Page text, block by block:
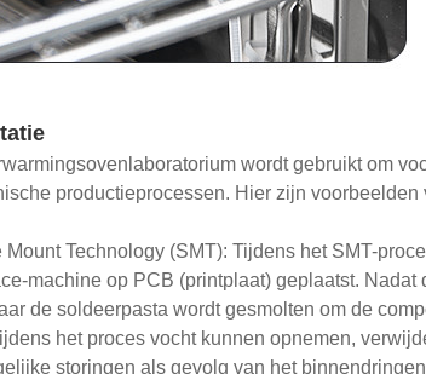
wordt gebruikt om
productieprocessen. Hier zijn voorbeelden
Mount Technology (SMT): Tijdens het SMT-
machine op PCB (printplaat) geplaatst.
de soldeerpasta wordt gesmolten om de
het proces vocht kunnen opnemen,
storingen als gevolg van het